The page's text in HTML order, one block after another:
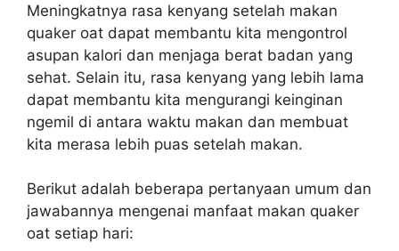
Meningkatnya rasa kenyang setelah makan
quaker oat dapat membantu kita mengontrol
asupan kalori dan menjaga berat badan yang
sehat. Selain itu, rasa kenyang yang lebih lama
dapat membantu kita mengurangi keinginan
ngemil di antara waktu makan dan membuat
kita merasa lebih puas setelah makan.
Berikut adalah beberapa pertanyaan umum dan
jawabannya mengenai manfaat makan quaker
oat setiap hari: